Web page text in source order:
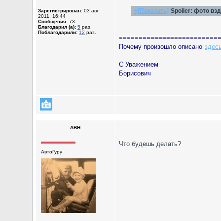
Зарегистрирован: 03 авг
2011, 16:44
Сообщения: 73
Благодарил (а): 5 раз.
Поблагодарили: 12 раз.
+[Показать] Spoiler: фото
Почему произошло описано здесь
С Уважением
Борисович
ABH
АвтоГуру
Что будешь делать?